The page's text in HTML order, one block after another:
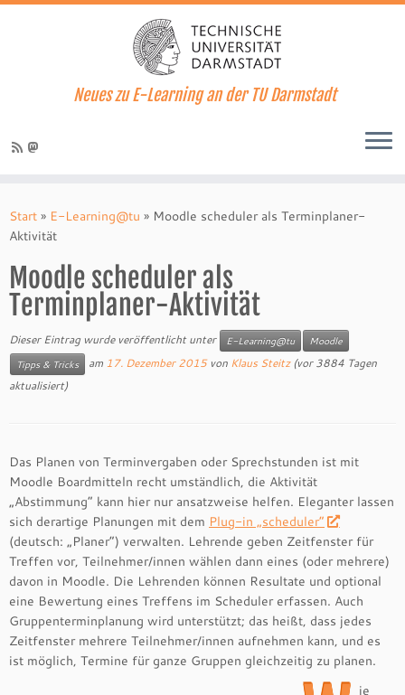
Inhalt
springen
Neues zu E-Learning an der TU Darmstadt
Start » E-Learning@tu » Moodle scheduler als Terminplaner-
Aktivität
Moodle scheduler als
Terminplaner-Aktivität
Dieser Eintrag wurde veröffentlicht unter E-Learning@tu
Moodle
Tipps & Tricks
am 17. Dezember 2015 von Klaus Steitz(vor 3884 Tagen
aktualisiert)
Das Planen von Terminvergaben oder Sprechstunden ist mit
Moodle Boardmitteln recht umständlich, die Aktivität
„Abstimmung“ kann hier nur ansatzweise helfen. Eleganter lassen
sich derartige Planungen mit dem Plug-in „scheduler“
(deutsch: „Planer“) verwalten. Lehrende geben Zeitfenster für
Treffen vor, Teilnehmer/innen wählen dann eines (oder mehrere)
davon in Moodle. Die Lehrenden können Resultate und optional
eine Bewertung eines Treffens im Scheduler erfassen. Auch
Gruppenterminplanung wird unterstützt; das heißt, dass jedes
Zeitfenster mehrere Teilnehmer/innen aufnehmen kann, und es
ist möglich, Termine für ganze Gruppen gleichzeitig zu planen.
ie